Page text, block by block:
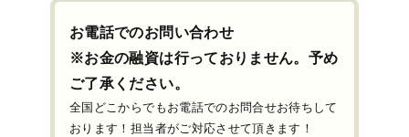
お電話でのお問い合わせ
※お金の融資は行っておりません。予め
ご了承ください。
全国どこからでもお電話でのお問合せお待ちして
おります！担当者がご対応させて頂きます！